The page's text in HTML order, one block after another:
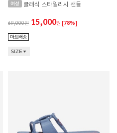
클래식 스타일리시 샌들
69,000 15,000원 [78%]
SIZE